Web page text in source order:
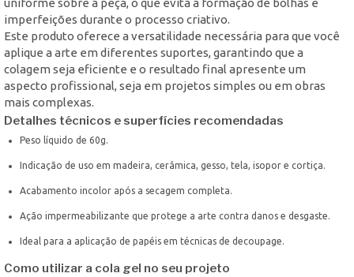
imperfeições durante o processo criativo.
Este produto oferece a versatilidade necessária para que você
aplique a arte em diferentes suportes, garantindo que a
colagem seja eficiente e o resultado final apresente um
aspecto profissional, seja em projetos simples ou em obras
mais complexas.
Detalhes técnicos e superfícies recomendadas
Peso líquido de 60g.
Indicação de uso em madeira, cerâmica, gesso, tela, isopor e cortiça.
Acabamento incolor após a secagem completa.
Ação impermeabilizante que protege a arte contra danos e desgaste.
Ideal para a aplicação de papéis em técnicas de decoupage.
Como utilizar a cola gel no seu projeto